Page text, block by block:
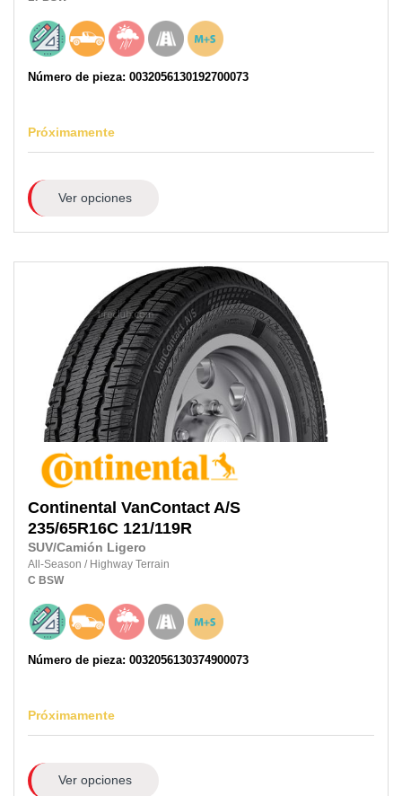
Número de pieza: 0032056130192700073
Próximamente
Ver opciones
Continental VanContact A/S
235/65R16C 121/119R
SUV/Camión Ligero
All-Season / Highway Terrain
C BSW
Número de pieza: 0032056130374900073
Próximamente
Ver opciones